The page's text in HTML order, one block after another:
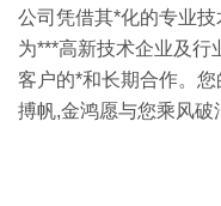
公司凭借其*化的专业
为***高新技术企业及行
客户的*和长期合作。
搏帆,金鸿愿与您乘风破